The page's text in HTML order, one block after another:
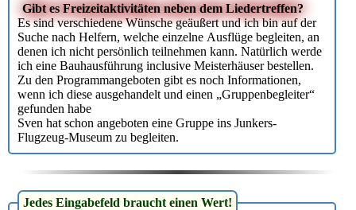
Gibt es Freizeitaktivitäten neben dem Liedertreffen?
Es sind verschiedene Wünsche geäußert und ich bin auf der
Suche nach Helfern, welche einzelne Ausflüge begleiten, an
denen ich nicht persönlich teilnehmen kann. Natürlich werde
ich eine Bauhausführung inclusive Meisterhäuser bestellen.
Zu den Programmangeboten gibt es noch Informationen,
wenn ich diese ausgehandelt und einen „Gruppenbegleiter“
gefunden habe
Sven hat schon angeboten eine Gruppe ins Junkers-
Flugzeug-Museum zu begleiten.
Jedes Eingabefeld braucht einen Wert!